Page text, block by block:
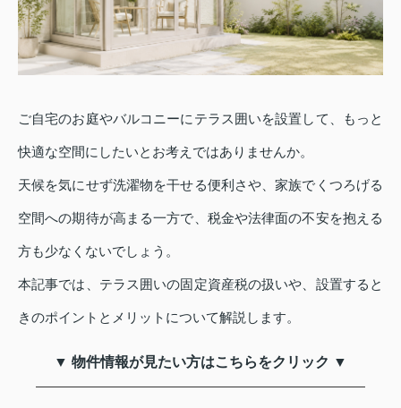
ご自宅のお庭やバルコニーにテラス囲いを設置して、もっと
快適な空間にしたいとお考えではありませんか。
天候を気にせず洗濯物を干せる便利さや、家族でくつろげる
空間への期待が高まる一方で、税金や法律面の不安を抱える
方も少なくないでしょう。
本記事では、テラス囲いの固定資産税の扱いや、設置すると
きのポイントとメリットについて解説します。
▼ 物件情報が見たい方はこちらをクリック ▼